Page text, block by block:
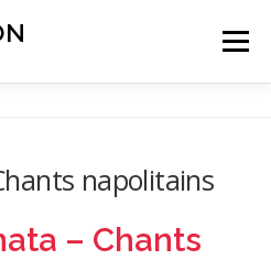
Menu
napolitains
– Chants